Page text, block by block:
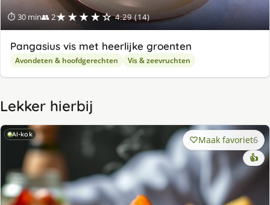
⏱ 30 min👥 2★★★★☆ 4.29 (14)
Pangasius vis met heerlijke groenten
Avondeten & hoofdgerechten Vis & zeevruchten
Lekker hierbij
AI-kok Maak favoriet6
👍